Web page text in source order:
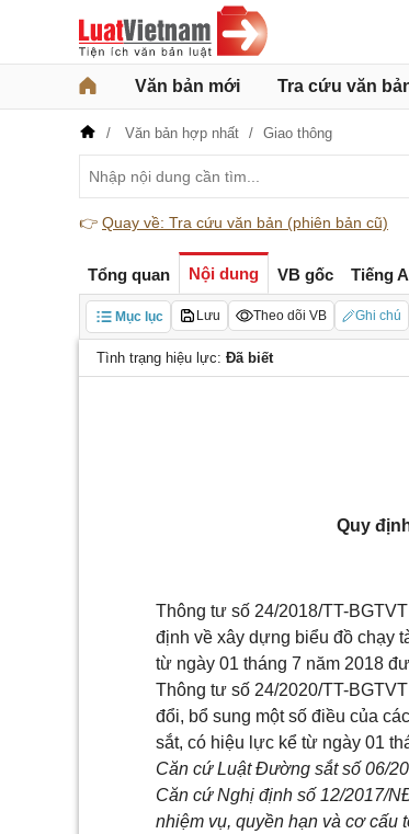
Văn bản mới Tra cứu văn
Văn bản hợp nhất Giao thông
👉 Quay về: Tra cứu văn bản (phiên bản cũ)
Tổng quan Nội dung VB gốc Tiếng
Mục lục Lưu Theo dõi VB Ghi chú
Tình trạng hiệu lực: Đã biết
Quy
Thông tư số 24/2018/TT-BGTVT
định về xây dựng biểu đồ chạy
từ ngày 01 tháng 7 năm 2018
Thông tư số 24/2020/TT-BGTVT
đổi, bổ sung một số điều của
sắt, có hiệu lực kể từ ngày 01
Căn cứ Luật Đường sắt số 06/
Căn cứ Nghị định số 12/2017/
nhiệm vụ, quyền hạn và cơ cấu